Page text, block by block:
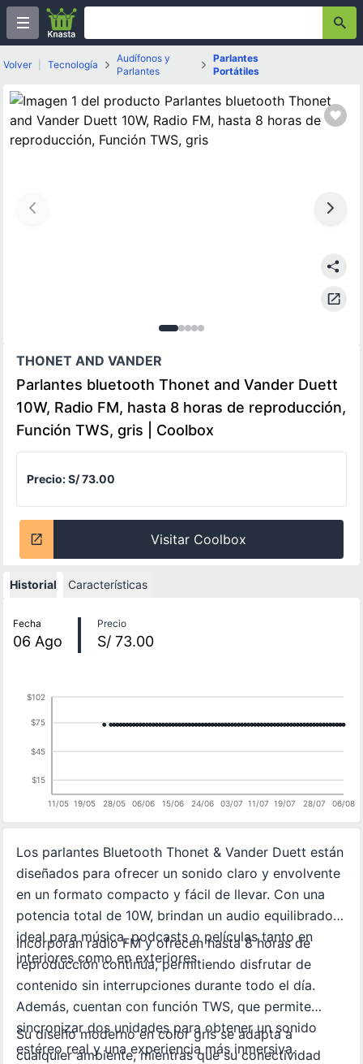
Volver Tecnología
Audífonos y
Parlantes
Parlantes
Portátiles
Imagen
Imagen
Imagen
Imagen
Imagen
THONET AND VANDER
Parlantes bluetooth Thonet and Vander Duett
10W, Radio FM, hasta 8 horas de reproducción,
Función TWS, gris | Coolbox
Precio:S/ 73.00
Visitar Coolbox
Historial Características
Fecha
06 Ago
Precio
S/ 73.00
11/05 19/05 28/05 06/06 15/06 24/06 03/07 11/07 19/07 28/07 06/08
$15
$45
$75
$102
Los parlantes Bluetooth Thonet & Vander Duett están
diseñados para ofrecer un sonido claro y envolvente
en un formato compacto y fácil de llevar. Con una
potencia total de 10W, brindan un audio equilibrado
ideal para música, podcasts o películas tanto en
interiores como en exteriores.
Incorporan radio FM y ofrecen hasta 8 horas de
reproducción continua, permitiendo disfrutar de
contenido sin interrupciones durante todo el día.
Además, cuentan con función TWS, que permite
sincronizar dos unidades para obtener un sonido
estéreo real y una experiencia más inmersiva.
Su diseño moderno en color gris se adapta a
cualquier ambiente, mientras que su conectividad